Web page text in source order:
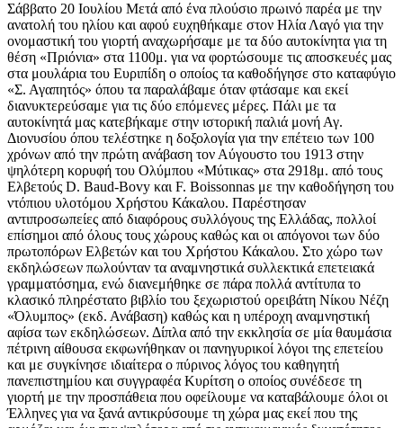
Σάββατο 20 Ιουλίου Μετά από ένα πλούσιο πρωινό παρέα με την
ανατολή του ηλίου και αφού ευχηθήκαμε στον Ηλία Λαγό για την
ονομαστική του γιορτή αναχωρήσαμε με τα δύο αυτοκίνητα για τη
θέση «Πριόνια» στα 1100μ. για να φορτώσουμε τις αποσκευές μας
στα μουλάρια του Ευριπίδη ο οποίος τα καθοδήγησε στο καταφύγιο
«Σ. Αγαπητός» όπου τα παραλάβαμε όταν φτάσαμε και εκεί
διανυκτερεύσαμε για τις δύο επόμενες μέρες. Πάλι με τα
αυτοκίνητά μας κατεβήκαμε στην ιστορική παλιά μονή Αγ.
Διονυσίου όπου τελέστηκε η δοξολογία για την επέτειο των 100
χρόνων από την πρώτη ανάβαση τον Αύγουστο του 1913 στην
ψηλότερη κορυφή του Ολύμπου «Μύτικας» στα 2918μ. από τους
Ελβετούς D. Baud-Bovy και F. Boissonnas με την καθοδήγηση του
ντόπιου υλοτόμου Χρήστου Κάκαλου. Παρέστησαν
αντιπροσωπείες από διαφόρους συλλόγους της Ελλάδας, πολλοί
επίσημοι από όλους τους χώρους καθώς και οι απόγονοι των δύο
πρωτοπόρων Ελβετών και του Χρήστου Κάκαλου. Στο χώρο των
εκδηλώσεων πωλούνταν τα αναμνηστικά συλλεκτικά επετειακά
γραμματόσημα, ενώ διανεμήθηκε σε πάρα πολλά αντίτυπα το
κλασικό πληρέστατο βιβλίο του ξεχωριστού ορειβάτη Νίκου Νέζη
«Όλυμπος» (εκδ. Ανάβαση) καθώς και η υπέροχη αναμνηστική
αφίσα των εκδηλώσεων. Δίπλα από την εκκλησία σε μία θαυμάσια
πέτρινη αίθουσα εκφωνήθηκαν οι πανηγυρικοί λόγοι της επετείου
και με συγκίνησε ιδιαίτερα ο πύρινος λόγος του καθηγητή
πανεπιστημίου και συγγραφέα Κυρίτση ο οποίος συνέδεσε τη
γιορτή με την προσπάθεια που οφείλουμε να καταβάλουμε όλοι οι
Έλληνες για να ξανά αντικρύσουμε τη χώρα μας εκεί που της